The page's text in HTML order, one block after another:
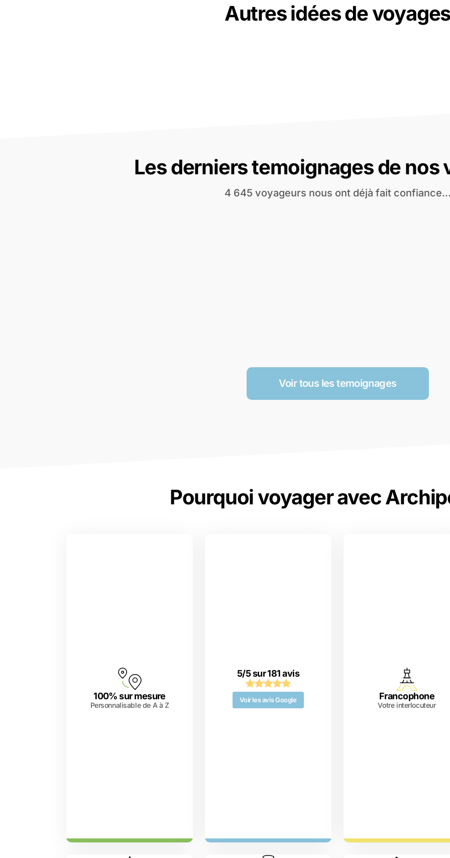
Autres idées de
Les derniers temoignages de nos
4 645 voyageurs nous ont déjà fait
Voir tous les temoignages
Pourquoi voyager avec
100% sur mesure
Personnalisable de A à Z
5/5 sur 181 avis
Voir les avis Google Francophone
Votre interlocuteur